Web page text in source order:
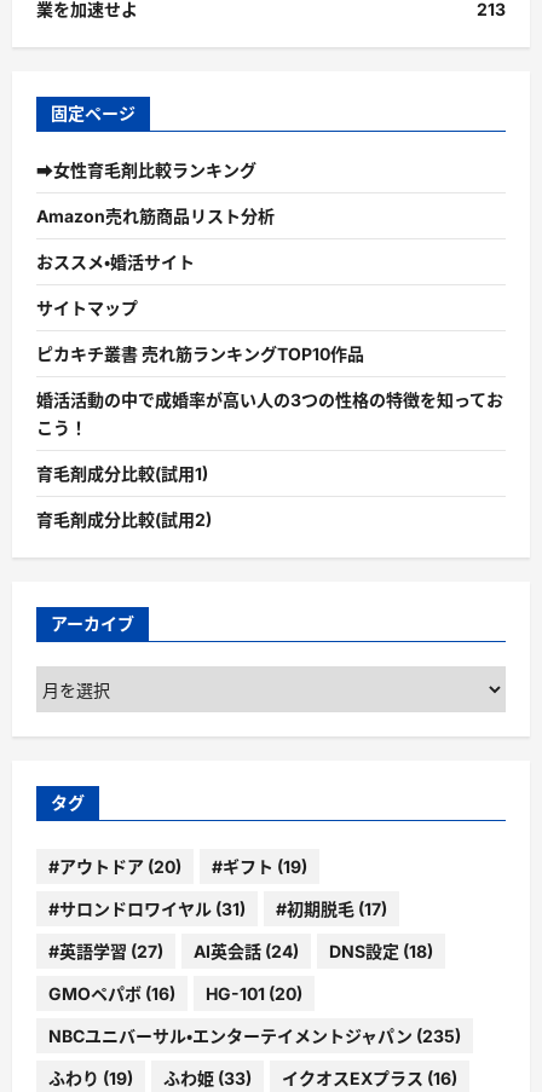
業を加速せよ
213
固定ページ
➡女性育毛剤比較ランキング
Amazon売れ筋商品リスト分析
おススメ・婚活サイト
サイトマップ
ピカキチ叢書 売れ筋ランキングTOP10作品
婚活活動の中で成婚率が高い人の3つの性格の特徴を知ってお
こう！
育毛剤成分比較(試用1)
育毛剤成分比較(試用2)
アーカイブ
ア
ー
カ
ブ
タグ
#アウトドア (20) #ギフト (19)
#サロンドロワイヤル (31) #初期脱毛 (17)
#英語学習 (27) AI英会話 (24) DNS設定 (18)
GMOペパボ (16) HG-101 (20)
NBCユニバーサル・エンターテイメントジャパン (235)
ふわり (19) ふわ姫 (33) イクオスEXプラス (16)